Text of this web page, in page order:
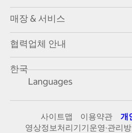
매장 & 서비스
협력업체 안내
한국
Languages
사이트맵 이용약관
개
영상정보처리기기운영·관리